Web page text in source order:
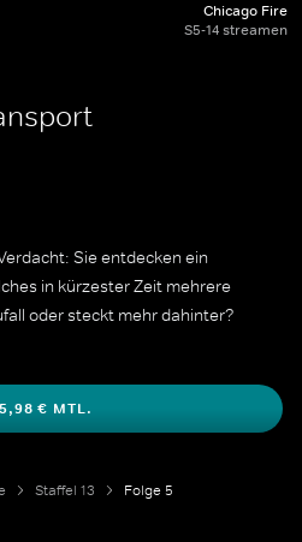
Chicago Fire
S5-14 streamen
Sie entdecken ein
in kürzester Zeit mehrere
oder steckt mehr dahinter?
€ MTL.
Staffel 13 Folge 5